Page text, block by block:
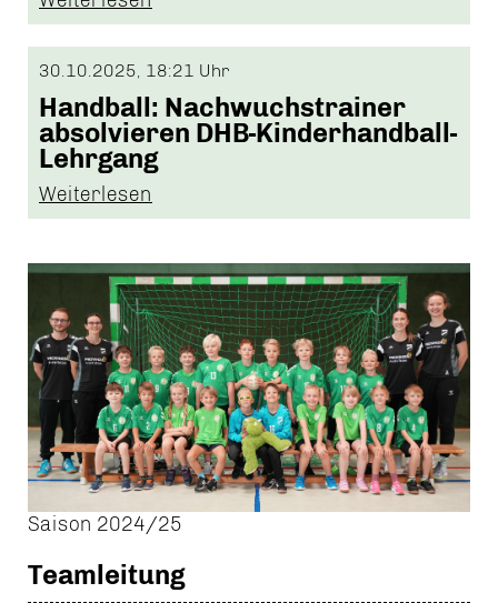
30.10.2025, 18:21 Uhr
Handball: Nachwuchstrainer
absolvieren DHB-Kinderhandball-
Lehrgang
Weiterlesen
Saison 2024/25
Teamleitung